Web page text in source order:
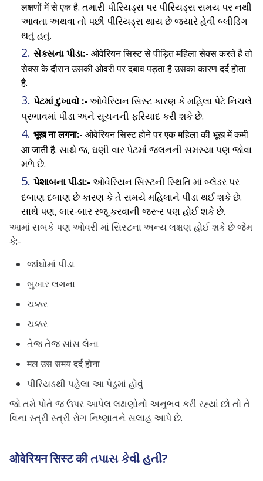
लक्षणों में से एक है. તમારી પીરિયડ્સ પર પીરિયડ્સ સમય પર નથી
આવતા અથવા તો પછી પીરિયડ્સ થાય છે જ્યારે હેવી બ્લીડિંગ
થતું હતું.
સેક્સના પીડા:- ओवेरियन सिस्ट से पीड़ित महिला सेक्स करते है तो
सेक्स के दौरान उसकी ओवरी पर दबाव पड़ता है उसका कारण दर्द होता
है.
પેટમાં દુખાવો :- ઓવેરિયન સિસ્ટ કારણ કે મહિલા પેટે નિચલે
પ્રભાવમાં પીડા અને સૂચનની ફરિયાદ કરી શકે છે.
भूख ना लगना:- ओवेरियन सिस्ट होने पर एक महिला की भूख में कमी
आ जाती है. સાથે જ, ઘણી વાર પેટમાં જલનની સમસ્યા પણ જોવા
મળે છે.
પેશાબના પીડા:- ઓવેરિયન સિસ્ટની સ્થિતિ માં બ્લેડર પર
દબાણ દબાણ છે કારણ કે તે સમયે મહિલાને પીડા થઈ શકે છે.
સાથે પણ, બાર-બાર રજૂ કરવાની જરૂર પણ હોઈ શકે છે.
આમાં સબકે પણ ઓવરી માં સિસ્ટના અન્ય લક્ષણ હોઈ શકે છે જેમ
કે:-
જાંઘોમાં પીડા
બુખાર લગના
ચક્કર
ચક્કર
તેજ તેજ સાંસ લેના
मल उस समय दर्द होना
પીરિયડથી પહેલા આ પેડુમાં હોવું
જો તમે પોતે જ ઉપર આપેલ લક્ષણોનો અનુભવ કરી રહ્યાં છો તો તે
વિના સ્ત્રી સ્ત્રી રોગ નિષ્ણાતને સલાહ આપે છે.
ओवेरियन सिस्ट की તપાસ કેવી હતી?